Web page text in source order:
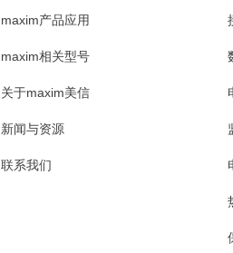
maxim产品应用
maxim相关型号
关于maxim美信
新闻与资源
联系我们